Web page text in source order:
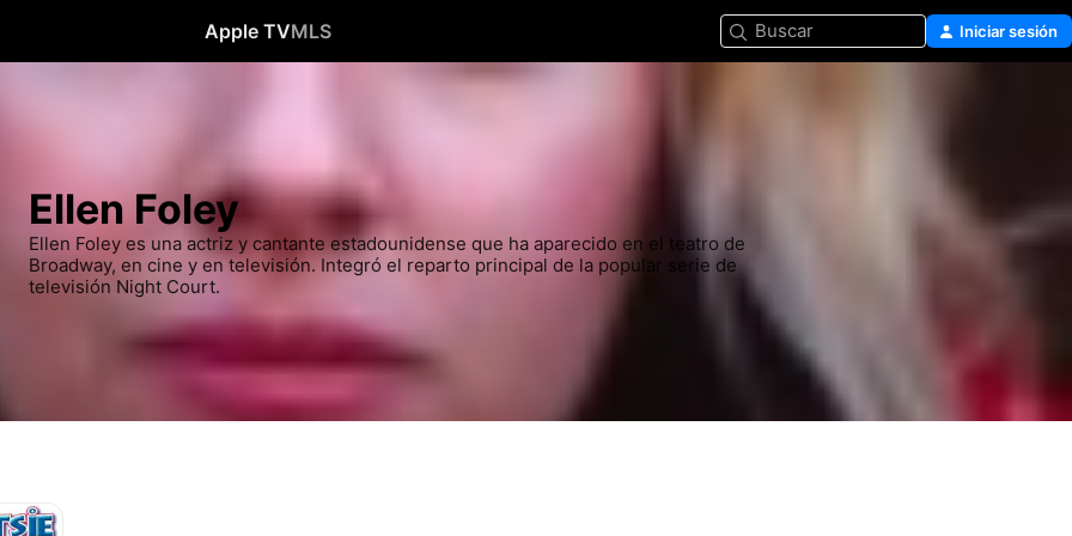
Apple TVMLS Buscar Iniciar sesión
Ellen Foley
Ellen Foley es una actriz y cantante estadounidense que ha aparecido en el teatro de
Broadway, en cine y en televisión. Integró el reparto principal de la popular serie de
televisión Night Court.